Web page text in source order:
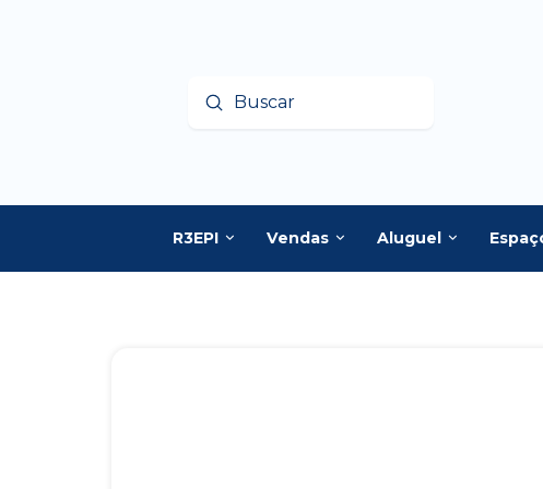
Buscar
Enviar
R3EPI Vendas Aluguel